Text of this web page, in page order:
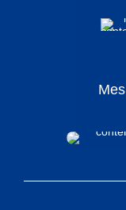
Mes